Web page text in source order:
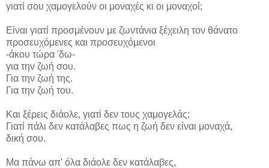
γιατί σου χαμογελούν οι μοναχές κι οι μοναχοί;
Είναι γιατί προσμένουν με ζωντάνια ξέχειλη τον θάνατο
προσευχόμενες και προσευχόμενοι
-άκου τώρα 'δω-
για την ζωή σου.
Για την ζωή της.
Για την ζωή του.
Και ξέρεις διάολε, γιατί δεν τους χαμογελάς;
Γιατί πάλι δεν κατάλαβες πως η ζωή δεν είναι μοναχά,
δική σου.
Μα πάνω απ' όλα διάολε δεν κατάλαβες,